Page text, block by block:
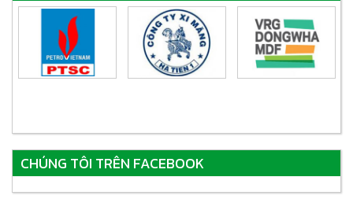
CHÚNG TÔI TRÊN FACEBOOK